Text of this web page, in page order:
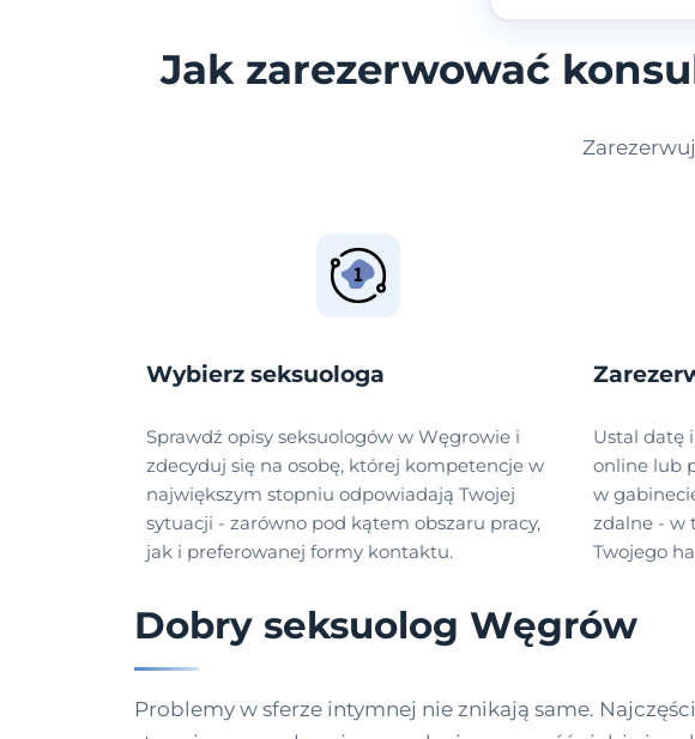
Jak zarezerwować
Wybierz seksuologa
Sprawdź opisy seksuologów w Węgrowie i
zdecyduj się na osobę, której kompetencje w
największym stopniu odpowiadają Twojej
sytuacji - zarówno pod kątem obszaru pracy,
jak i preferowanej formy kontaktu.
Ustal datę
online lub
w
zdalne - w
Twojego
Dobry seksuolog Węgrów
Problemy w sferze intymnej nie znikają same.